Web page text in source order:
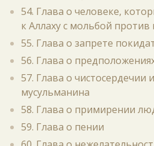
54. Глава о человеке,
к Аллаху с мольбой против
55. Глава о запрете
56. Глава о
57. Глава о чистосердечии
мусульманина
58. Глава о примирении
59. Глава о пении